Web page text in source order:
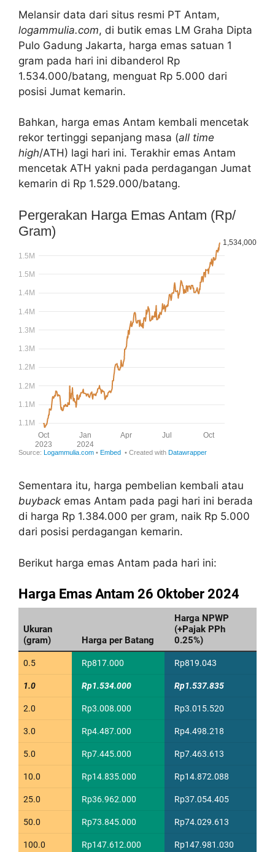
Melansir data dari situs resmi PT Antam,
logammulia.com, di butik emas LM Graha Dipta
Pulo Gadung Jakarta, harga emas satuan 1
gram pada hari ini dibanderol Rp
1.534.000/batang, menguat Rp 5.000 dari
posisi Jumat kemarin.
Bahkan, harga emas Antam kembali mencetak
rekor tertinggi sepanjang masa (all time
high/ATH) lagi hari ini. Terakhir emas Antam
mencetak ATH yakni pada perdagangan Jumat
kemarin di Rp 1.529.000/batang.
Sementara itu, harga pembelian kembali atau
buyback emas Antam pada pagi hari ini berada
di harga Rp 1.384.000 per gram, naik Rp 5.000
dari posisi perdagangan kemarin.
Berikut harga emas Antam pada hari ini: